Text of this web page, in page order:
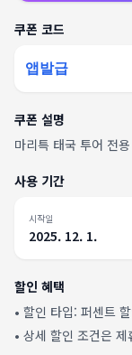
쿠폰 코드
앱발급
쿠폰 설명
마리특 태국 투어 전
사용 기간
시작일
2025. 12. 1.
할인 혜택
• 할인 타입: 퍼센트
• 상세 할인 조건은